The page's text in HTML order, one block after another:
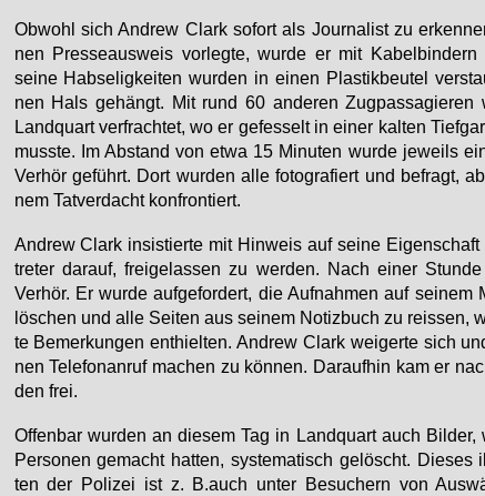
Ob­wohl sich An­d­rew Clark so­fort als Jour­na­list zu
nen Pres­se­aus­weis vor­leg­te, wur­de er mit Ka­bel­bin­dern
sei­ne Hab­se­lig­kei­ten wur­den in ei­nen Plas­tik­beu­tel
nen Hals ge­hängt. Mit rund 60 an­de­ren Zug­pas­sa­gie­ren
Land­quart ver­frach­tet, wo er ge­fes­selt in ei­ner kal­ten
muss­te. Im Ab­stand von et­wa 15 Mi­nu­ten wur­de je­weils
Ver­hör ge­führt. Dort wur­den al­le fo­to­gra­fiert und be­fragt,
nem Tat­ver­dacht kon­fron­tiert.
An­d­rew Clark in­sis­tier­te mit Hin­weis auf sei­ne
tre­ter dar­auf, frei­ge­las­sen zu wer­den. Nach ei­ner
Ver­hör. Er wur­de auf­ge­for­dert, die Auf­nah­men auf sei­nem
lö­schen und al­le Sei­ten aus sei­nem No­tiz­buch zu reis­sen,
te Be­mer­kun­gen ent­hiel­ten. An­d­rew Clark wei­ger­te sich
nen Te­le­fon­an­ruf ma­chen zu kön­nen. Dar­auf­hin kam er
den frei.
Of­fen­bar wur­den an die­sem Tag in Land­quart auch Bil­der,
Per­so­nen ge­macht hat­ten, sys­te­ma­tisch ge­löscht.
ten der Po­li­zei ist z. B.​auch un­ter Be­su­chern von